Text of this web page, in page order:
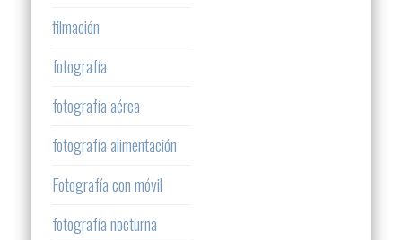
filmación
fotografía
fotografía aérea
fotografía alimentación
Fotografía con móvil
fotografía nocturna